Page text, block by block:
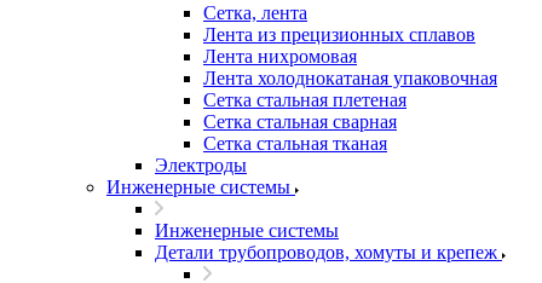
Сетка, лента
Лента из прецизионных сплавов
Лента нихромовая
Лента холоднокатаная упаковочная
Сетка стальная плетеная
Сетка стальная сварная
Сетка стальная тканая
Электроды
Инженерные системы
Инженерные системы
Детали трубопроводов, хомуты и крепеж